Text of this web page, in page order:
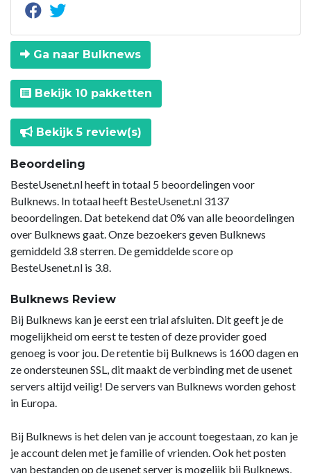
Ga naar Bulknews
Bekijk 10 pakketten
Bekijk 5 review(s)
Beoordeling
BesteUsenet.nl heeft in totaal 5 beoordelingen voor
Bulknews. In totaal heeft BesteUsenet.nl 3137
beoordelingen. Dat betekend dat 0% van alle beoordelingen
over Bulknews gaat. Onze bezoekers geven Bulknews
gemiddeld 3.8 sterren. De gemiddelde score op
BesteUsenet.nl is 3.8.
Bulknews Review
Bij Bulknews kan je eerst een trial afsluiten. Dit geeft je de
mogelijkheid om eerst te testen of deze provider goed
genoeg is voor jou. De retentie bij Bulknews is 1600 dagen en
ze ondersteunen SSL, dit maakt de verbinding met de usenet
servers altijd veilig! De servers van Bulknews worden gehost
in Europa.
Bij Bulknews is het delen van je account toegestaan, zo kan je
je account delen met je familie of vrienden. Ook het posten
van bestanden op de usenet server is mogelijk bij Bulknews,